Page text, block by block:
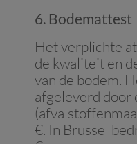
6. Bodemattest
Het verplichte
de kwaliteit en
van de bodem.
afgeleverd door
€. In Brussel